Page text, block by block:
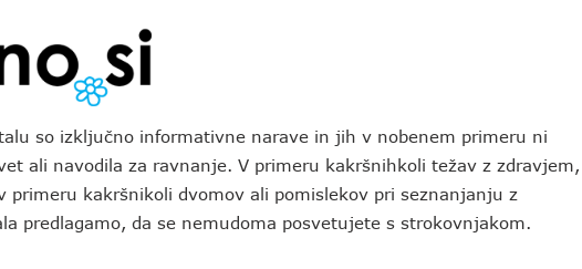
so izključno informativne narave in jih v nobenem primeru ni
ali navodila za ravnanje. V primeru kakršnihkoli težav z zdravjem,
primeru kakršnikoli dvomov ali pomislekov pri seznanjanju z
predlagamo, da se nemudoma posvetujete s strokovnjakom.